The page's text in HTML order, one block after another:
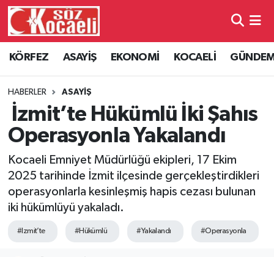
KÖRFEZ ASAYİŞ EKONOMİ KOCAELİ
HABERLER ASAYİŞ
İzmit’te Hükümlü İki Şahıs
Operasyonla Yakalandı
Kocaeli Emniyet Müdürlüğü ekipleri, 17 Ekim
2025 tarihinde İzmit ilçesinde gerçekleştirdikleri
operasyonlarla kesinleşmiş hapis cezası bulunan
iki hükümlüyü yakaladı.
#Izmit’te #Hükümlü #Yakalandı #Operasyonla
Kocaeli Hava Durumu
Kocaeli Namaz Vakitleri
Kocaeli Trafik Yoğunluk Haritası
Süper Lig Puan Durumu ve Fikstür
Tüm Manşetler
Son Dakika Haberleri